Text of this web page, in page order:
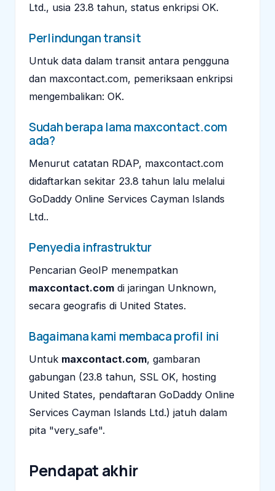
Ltd., usia 23.8 tahun, status enkripsi OK.
Perlindungan transit
Untuk data dalam transit antara pengguna
dan maxcontact.com, pemeriksaan enkripsi
mengembalikan: OK.
Sudah berapa lama maxcontact.com
ada?
Menurut catatan RDAP, maxcontact.com
didaftarkan sekitar 23.8 tahun lalu melalui
GoDaddy Online Services Cayman Islands
Ltd..
Penyedia infrastruktur
Pencarian GeoIP menempatkan
maxcontact.com di jaringan Unknown,
secara geografis di United States.
Bagaimana kami membaca profil ini
Untuk maxcontact.com, gambaran
gabungan (23.8 tahun, SSL OK, hosting
United States, pendaftaran GoDaddy Online
Services Cayman Islands Ltd.) jatuh dalam
pita "very_safe".
Pendapat akhir